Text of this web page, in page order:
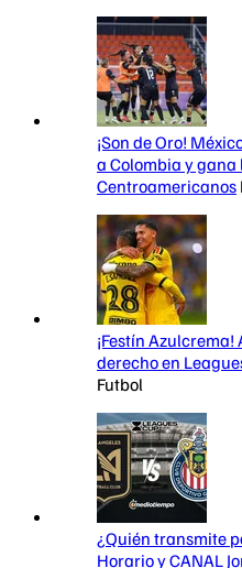
¡Son de Oro!
a Colombia y gana
Centroamericanos
¡Festín
derecho en
Futbol
¿Quién transmite
Horario y CANAL